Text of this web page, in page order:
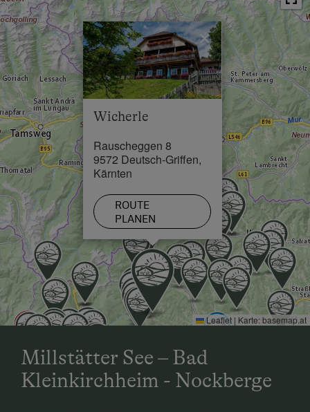
Ortszentrum in 5 km
Restaurant in 3 km
Schwimmbad in 15 km
See / Teich in 20 km
Skilift in 3 km
Loipe in 3 km
Wicherle
Rauscheggen 8
9572 Deutsch-Griffen,
Kärnten
ROUTE
PLANEN
×
Leaflet | Karte:basemap.at
Millstätter See – Bad
Kleinkirchheim - Nockberge